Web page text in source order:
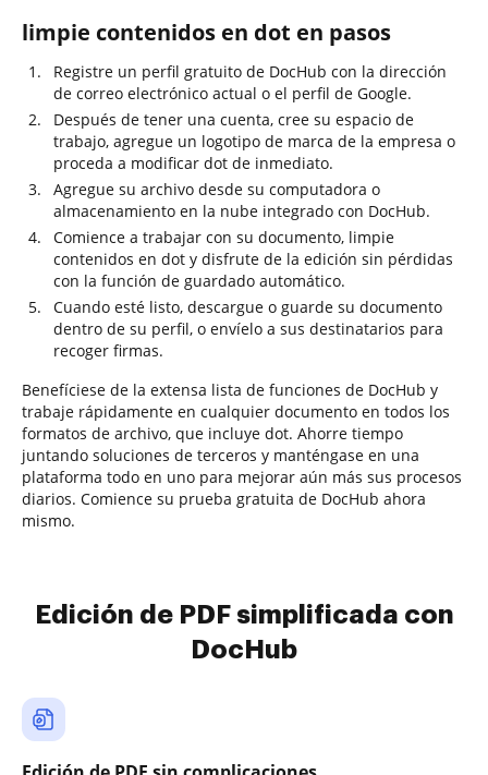
limpie contenidos en dot en pasos
Registre un perfil gratuito de DocHub con la dirección
de correo electrónico actual o el perfil de Google.
Después de tener una cuenta, cree su espacio de
trabajo, agregue un logotipo de marca de la empresa o
proceda a modificar dot de inmediato.
Agregue su archivo desde su computadora o
almacenamiento en la nube integrado con DocHub.
Comience a trabajar con su documento, limpie
contenidos en dot y disfrute de la edición sin pérdidas
con la función de guardado automático.
Cuando esté listo, descargue o guarde su documento
dentro de su perfil, o envíelo a sus destinatarios para
recoger firmas.
Benefíciese de la extensa lista de funciones de DocHub y
trabaje rápidamente en cualquier documento en todos los
formatos de archivo, que incluye dot. Ahorre tiempo
juntando soluciones de terceros y manténgase en una
plataforma todo en uno para mejorar aún más sus procesos
diarios. Comience su prueba gratuita de DocHub ahora
mismo.
Edición de PDF simplificada con
DocHub